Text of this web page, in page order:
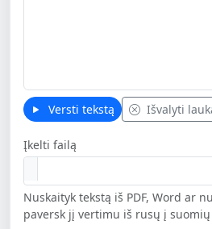
Versti tekstą Išvalyti
Įkelti failą
Nuskaityk tekstą iš PDF, Word ar
paversk jį vertimu iš rusų į suomių